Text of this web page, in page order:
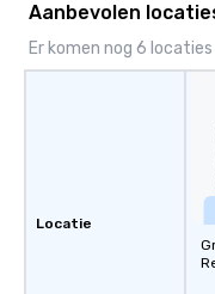
Aanbevolen
Er komen nog 6
Locatie